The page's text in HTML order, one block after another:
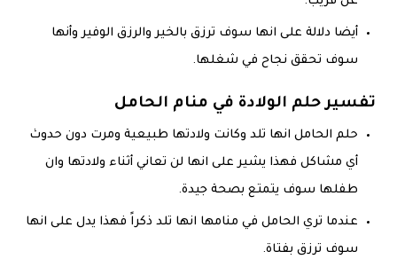
أيضا دلالة على انها سوف ترزق بالخير والرزق الوفير وأنها
سوف تحقق نجاح في شغلها.
تفسير حلم الولادة في منام الحامل
حلم الحامل انها تلد وكانت ولادتها طبيعية ومرت دون حدوث
أي مشاكل فهذا يشير على انها لن تعاني أثناء ولادتها وان
طفلها سوف يتمتع بصحة جيدة.
عندما تري الحامل في منامها انها تلد ذكراً فهذا يدل على انها
سوف ترزق بفتاة.